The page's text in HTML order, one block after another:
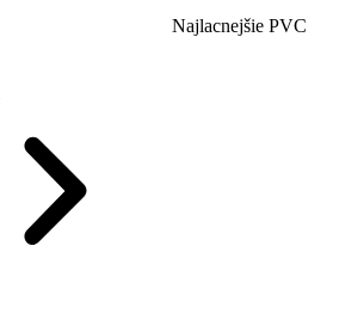
Najlacnejšie PVC